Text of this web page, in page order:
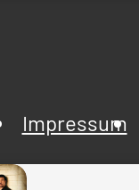
Impressum